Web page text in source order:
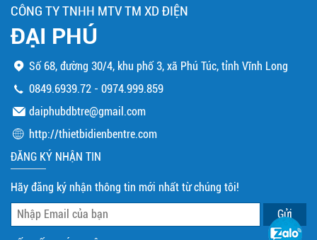
CÔNG TY TNHH MTV TM XD ĐIỆN
ĐẠI PHÚ
Số 68, đường 30/4, khu phố 3, xã Phú Túc, tỉnh Vĩnh Long
0849.6939.72 -0974.999.859
daiphubdbtre@gmail.com
http://thietbidienbentre.com
ĐĂNG KÝ NHẬN TIN
Hãy đăng ký nhận thông tin mới nhất từ chúng tôi!